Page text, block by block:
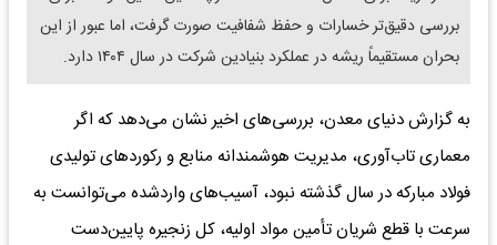
بررسی دقیق‌تر خسارات و حفظ شفافیت صورت گرفت، اما عبور از این
بحران مستقیماً ریشه در عملکرد بنیادین شرکت در سال ۱۴۰۴ دارد.
به گزارش دنیای معدن، بررسی‌های اخیر نشان می‌دهد که اگر
معماری تاب‌آوری، مدیریت هوشمندانه منابع و رکورد‌های تولیدی
فولاد مبارکه در سال گذشته نبود، آسیب‌های واردشده می‌توانست به
سرعت با قطع شریان تأمین مواد اولیه، کل زنجیره پایین‌دست